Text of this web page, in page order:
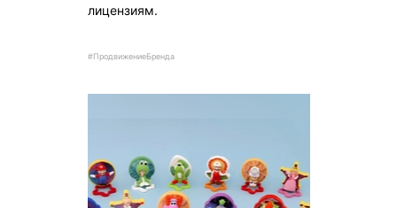
лицензиям.
#ПродвижениеБренда